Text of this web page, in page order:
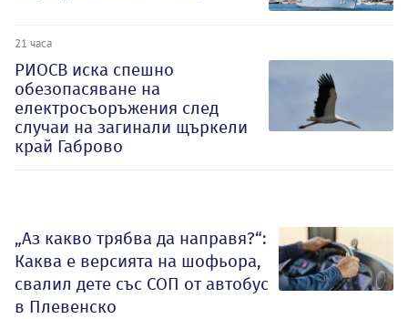
21 часа
РИОСВ иска спешно
обезопасяване на
електросъоръжения след
случаи на загинали щъркели
край Габрово
„Аз какво трябва да направя?“:
Каква е версията на шофьора,
свалил дете със СОП от автобус
в Плевенско